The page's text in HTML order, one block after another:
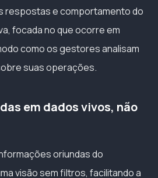
respostas e comportamento do
focada no que ocorre em
como os gestores analisam
suas operações.
em dados vivos, não
oriundas do
visão sem filtros, facilitando a